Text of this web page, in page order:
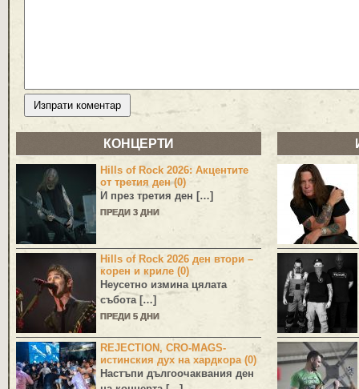
КОНЦЕРТИ
Hills of Rock 2026: Акцентите
от третия ден (0)
И през третия ден […]
ПРЕДИ 3 ДНИ
Hills of Rock 2026 ден втори –
корен и криле (0)
Неусетно измина цялата
събота […]
ПРЕДИ 5 ДНИ
REJECTION, CRO-MAGS-
истинския дух на хардкора (0)
Настъпи дългоочаквания ден